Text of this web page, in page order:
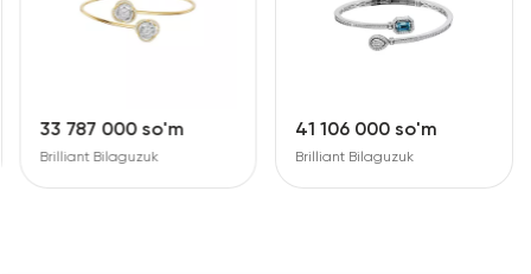
33 787 000 so'm
Brilliant Bilaguzuk
41 106 000 so'm
Brilliant Bilaguzuk